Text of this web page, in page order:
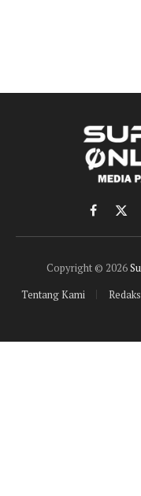
Facebook
X
Copyright © 2026
Tentang Kami